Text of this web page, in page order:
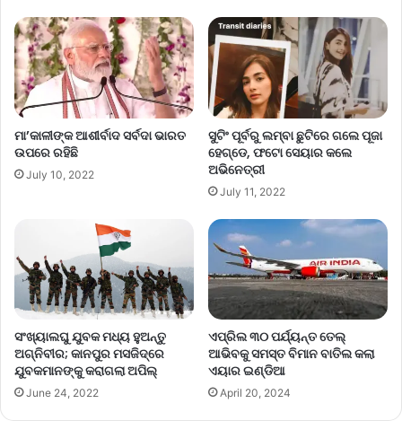
ମା’କାଳୀଙ୍କ ଆଶୀର୍ବାଦ ସର୍ବଦା ଭାରତ
ଉପରେ ରହିଛି
July 10, 2022
ସୁଟିଂ ପୂର୍ବରୁ ଲମ୍ବା ଛୁଟିରେ ଗଲେ ପୂଜା
ହେଗ୍‌ଡେ, ଫଟୋ ସେୟାର କଲେ
ଅଭିନେତ୍ରୀ
July 11, 2022
ସଂଖ୍ୟାଲଘୁ ଯୁବକ ମଧ୍ୟ ହୁଅନ୍ତୁ
ଅଗ୍ନିବୀର; କାନପୁର ମସଜିଦ୍‌ରେ
ଯୁବକମାନଙ୍କୁ କରାଗଲା ଅପିଲ୍‌
June 24, 2022
ଏପ୍ରିଲ ୩୦ ପର୍ଯ୍ୟନ୍ତ ତେଲ୍
ଆଭିବକୁ ସମସ୍ତ ବିମାନ ବାତିଲ କଲା
ଏୟାର ଇଣ୍ଡିଆ
April 20, 2024